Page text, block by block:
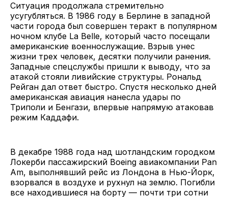
Ситуация продолжала стремительно
усугубляться. В 1986 году в Берлине в западной
части города был совершен теракт в популярном
ночном клубе La Belle, который часто посещали
американские военнослужащие. Взрыв унес
жизни трех человек, десятки получили ранения.
Западные спецслужбы пришли к выводу, что за
атакой стояли ливийские структуры. Рональд
Рейган дал ответ быстро. Спустя несколько дней
американская авиация нанесла удары по
Триполи и Бенгази, впервые напрямую атаковав
режим Каддафи.
В декабре 1988 года над шотландским городком
Локерби пассажирский Boeing авиакомпании Pan
Am, выполнявший рейс из Лондона в Нью-Йорк,
взорвался в воздухе и рухнул на землю. Погибли
все находившиеся на борту — почти три сотни